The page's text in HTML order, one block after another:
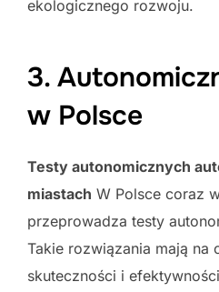
ekologicznego rozwoju.
3.
w Polsce
Testy autonomicznych
miastach W Polsce coraz
przeprowadza testy
Takie rozwiązania mają na
skuteczności i